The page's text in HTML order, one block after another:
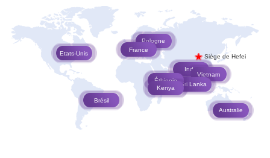
Siège de Hefei
Etats-Unis
Pologne
France
Inde
Vietnam
Australie
Brésil
Sri Lanka
Éthiopie
Kenya